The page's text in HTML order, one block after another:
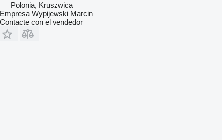
Polonia, Kruszwica
Empresa Wypijewski Marcin
Contacte con el vendedor